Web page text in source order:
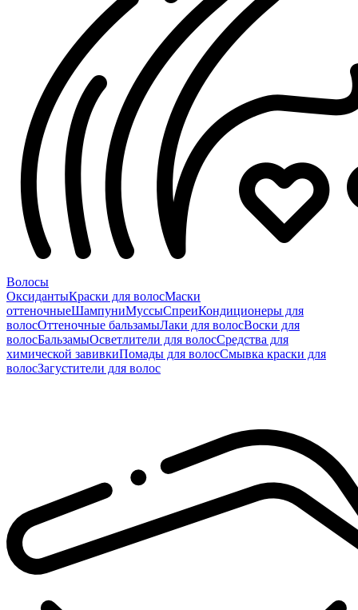
Волосы
ОксидантыКраски для волосМаски
оттеночныеШампуниМуссыСпреиКондиционеры для
волосОттеночные бальзамыЛаки для волосВоски для
волосБальзамыОсветлители для волосСредства для
химической завивкиПомады для волосСмывка краски для
волосЗагустители для волос